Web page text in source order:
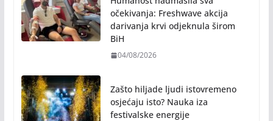
očekivanja: Freshwave akcija
darivanja krvi odjeknula širom
BiH
04/08/2026
Zašto hiljade ljudi istovremeno
osjećaju isto? Nauka iza
festivalske energije